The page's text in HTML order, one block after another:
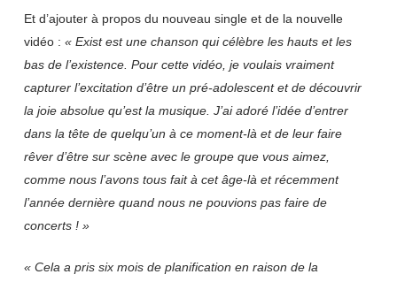
Et d’ajouter à propos du nouveau single et de la nouvelle
vidéo : « Exist est une chanson qui célèbre les hauts et les
bas de l’existence. Pour cette vidéo, je voulais vraiment
capturer l’excitation d’être un pré-adolescent et de découvrir
la joie absolue qu’est la musique. J’ai adoré l’idée d’entrer
dans la tête de quelqu’un à ce moment-là et de leur faire
rêver d’être sur scène avec le groupe que vous aimez,
comme nous l’avons tous fait à cet âge-là et récemment
l’année dernière quand nous ne pouvions pas faire de
concerts ! »
« Cela a pris six mois de planification en raison de la